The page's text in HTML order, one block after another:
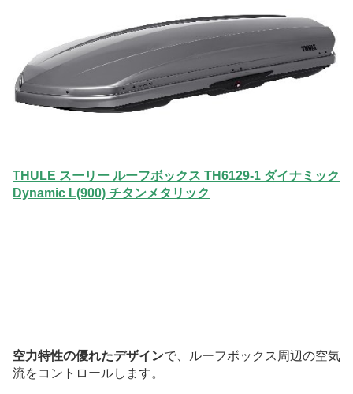
THULE スーリー ルーフボックス TH6129-1 ダイナミック
Dynamic L(900) チタンメタリック
空力特性の優れたデザインで、ルーフボックス周辺の空気
流をコントロールします。